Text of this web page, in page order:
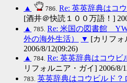
▲
786. Re: 英英辞典はコ
[酒井＠快読１００万語！]
▲ 785. Re: 米国の図書館
外の海外生活）
▼ [カリフォ
2006/8/12(09:26)
▲ 784. Re: 英英辞典はコウビ
リフォルニア・ガイ] 2006/8/
783. 英英辞典はコウビルド？